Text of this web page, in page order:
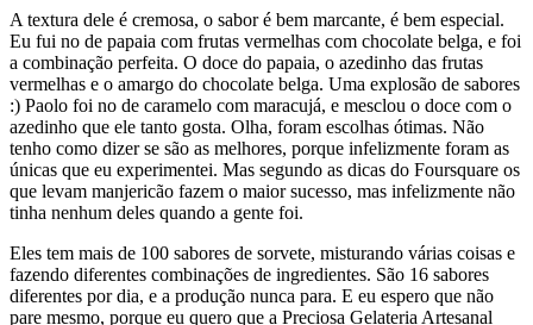
A textura dele é cremosa, o sabor é bem marcante, é bem especial.
Eu fui no de papaia com frutas vermelhas com chocolate belga, e foi
a combinação perfeita. O doce do papaia, o azedinho das frutas
vermelhas e o amargo do chocolate belga. Uma explosão de sabores
:) Paolo foi no de caramelo com maracujá, e mesclou o doce com o
azedinho que ele tanto gosta. Olha, foram escolhas ótimas. Não
tenho como dizer se são as melhores, porque infelizmente foram as
únicas que eu experimentei. Mas segundo as dicas do Foursquare os
que levam manjericão fazem o maior sucesso, mas infelizmente não
tinha nenhum deles quando a gente foi.
Eles tem mais de 100 sabores de sorvete, misturando várias coisas e
fazendo diferentes combinações de ingredientes. São 16 sabores
diferentes por dia, e a produção nunca para. E eu espero que não
pare mesmo, porque eu quero que a Preciosa Gelateria Artesanal